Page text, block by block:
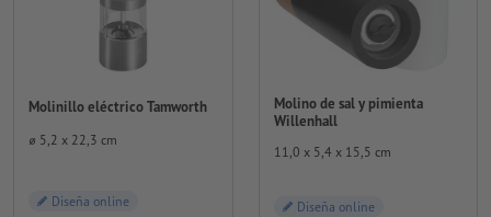
Molinillo eléctrico Tamworth
⌀ 5,2 x 22,3 cm
Diseña online
Molino de sal y pimienta
Willenhall
11,0 x 5,4 x 15,5 cm
Diseña online